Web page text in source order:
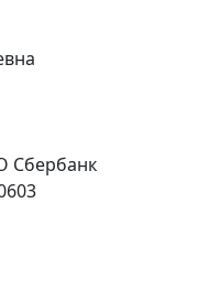
Сбербанк